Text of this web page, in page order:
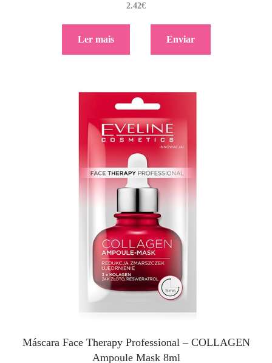
2.42€
Ler mais Enviar
Máscara Face Therapy Professional – COLLAGEN
Ampoule Mask 8ml